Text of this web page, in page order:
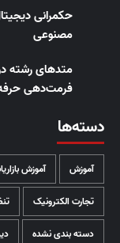
حکمرانی
مصنوعی
فرمت‌دهی
دسته‌ها
آموزش آموزش
تجارت الکترونیک
دسته بندی نشده